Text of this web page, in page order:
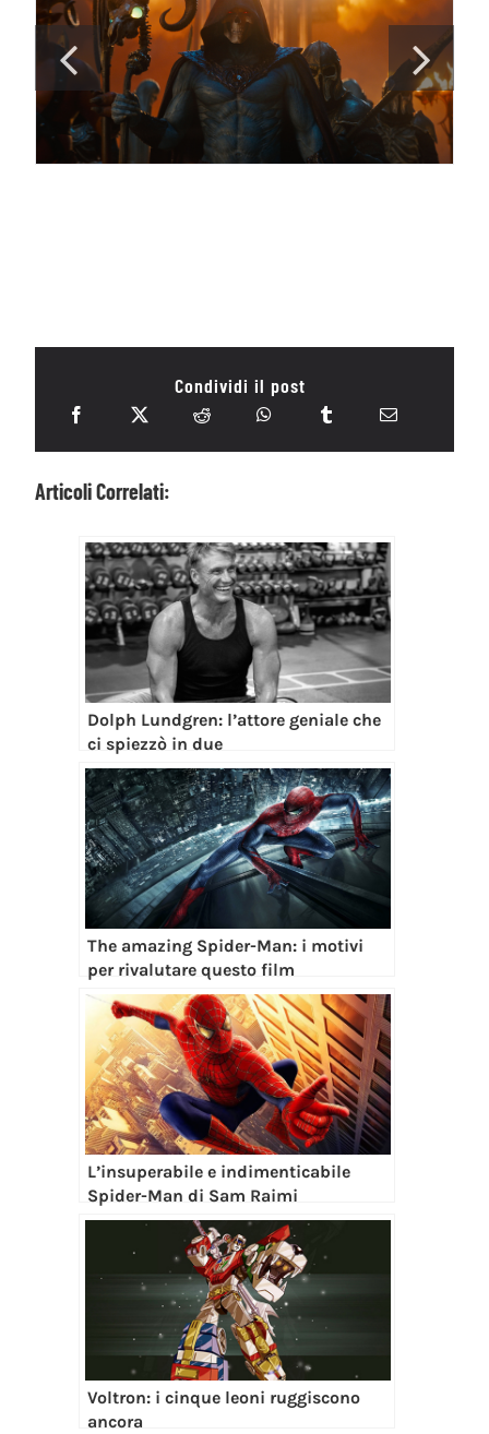
Condividi il post
Articoli Correlati:
Dolph Lundgren: l’attore geniale che
ci spiezzò in due
The amazing Spider-Man: i motivi
per rivalutare questo film
L’insuperabile e indimenticabile
Spider-Man di Sam Raimi
Voltron: i cinque leoni ruggiscono
ancora